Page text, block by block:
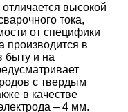
высокой
тока,
от специфики
производится в
и на
с твердым
в качестве
– 4 мм.